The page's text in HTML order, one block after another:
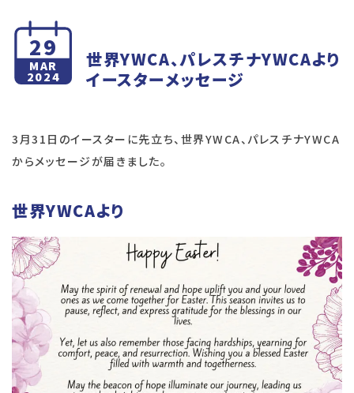
29
MAR
2024
世界YWCA、パレスチナYWCAより
イースターメッセージ
3月31日のイースターに先立ち、世界YWCA、パレスチナYWCA
からメッセージが届きました。
世界YWCAより